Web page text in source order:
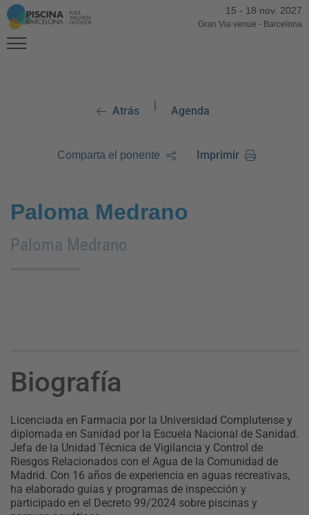
15 - 18 nov. 2027
Gran Via venue - Barcelona
Atrás | Agenda
Comparta el ponente Imprimir
Paloma Medrano
Paloma Medrano
Biografía
Licenciada en Farmacia por la Universidad Complutense y
diplomada en Sanidad por la Escuela Nacional de Sanidad.
Jefa de la Unidad Técnica de Vigilancia y Control de
Riesgos Relacionados con el Agua de la Comunidad de
Madrid. Con 16 años de experiencia en aguas recreativas,
ha elaborado guías y programas de inspección y
participado en el Decreto 99/2024 sobre piscinas y